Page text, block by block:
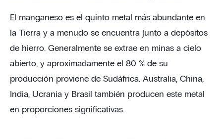
El manganeso es el quinto metal más abundante en
la Tierra y a menudo se encuentra junto a depósitos
de hierro. Generalmente se extrae en minas a cielo
abierto, y aproximadamente el 80 % de su
producción proviene de Sudáfrica. Australia, China,
India, Ucrania y Brasil también producen este metal
en proporciones significativas.